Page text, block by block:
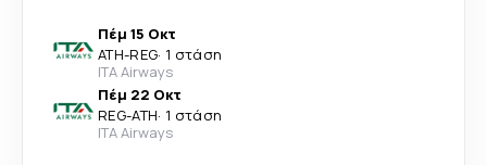
Πέμ 15 Οκτ
ATH-REG· 1 στάση
ITA Airways
Πέμ 22 Οκτ
REG-ATH· 1 στάση
ITA Airways